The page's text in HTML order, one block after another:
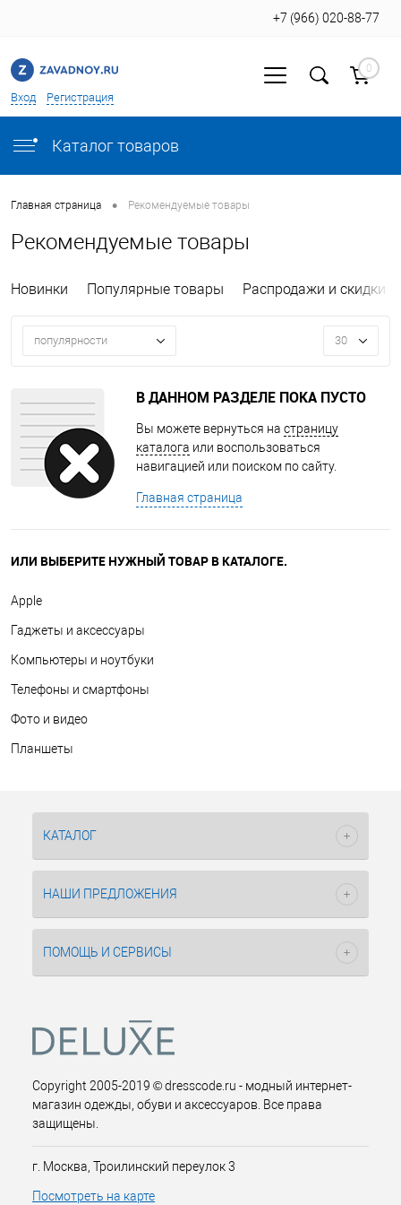
Вход Регистрация
+7 (966) 020-88-77
0
Каталог товаров
Главная страница • Рекомендуемые товары
Рекомендуемые товары
Новинки Популярные товары Распродажи и скидки
популярности 30
В ДАННОМ РАЗДЕЛЕ ПОКА ПУСТО
Вы можете вернуться на страницу
каталога или воспользоваться
навигацией или поиском по сайту.
Главная страница
ИЛИ ВЫБЕРИТЕ НУЖНЫЙ ТОВАР В КАТАЛОГЕ.
Apple
Гаджеты и аксессуары
Компьютеры и ноутбуки
Телефоны и смартфоны
Фото и видео
Планшеты
КАТАЛОГ
НАШИ ПРЕДЛОЖЕНИЯ
ПОМОЩЬ И СЕРВИСЫ
Copyright 2005-2019 © dresscode.ru - модный интернет-
магазин одежды, обуви и аксессуаров. Все права
защищены.
г. Москва, Троилинский переулок 3
Посмотреть на карте